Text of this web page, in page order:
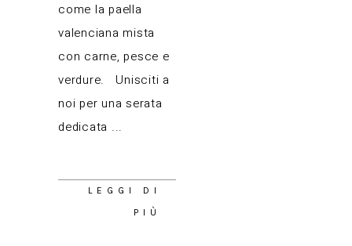
come la paella
valenciana mista
con carne, pesce e
verdure. Unisciti a
noi per una serata
dedicata
LEGGI DI
PIÙ